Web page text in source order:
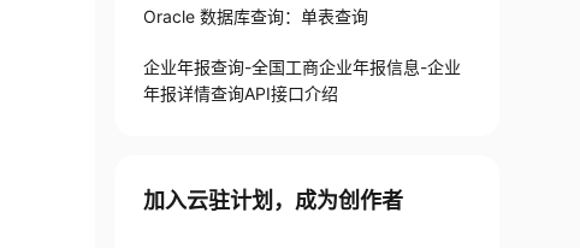
Oracle 数据库查询：单表查询
企业年报查询-全国工商企业年报信息-企业
年报详情查询API接口介绍
加入云驻计划，成为创作者